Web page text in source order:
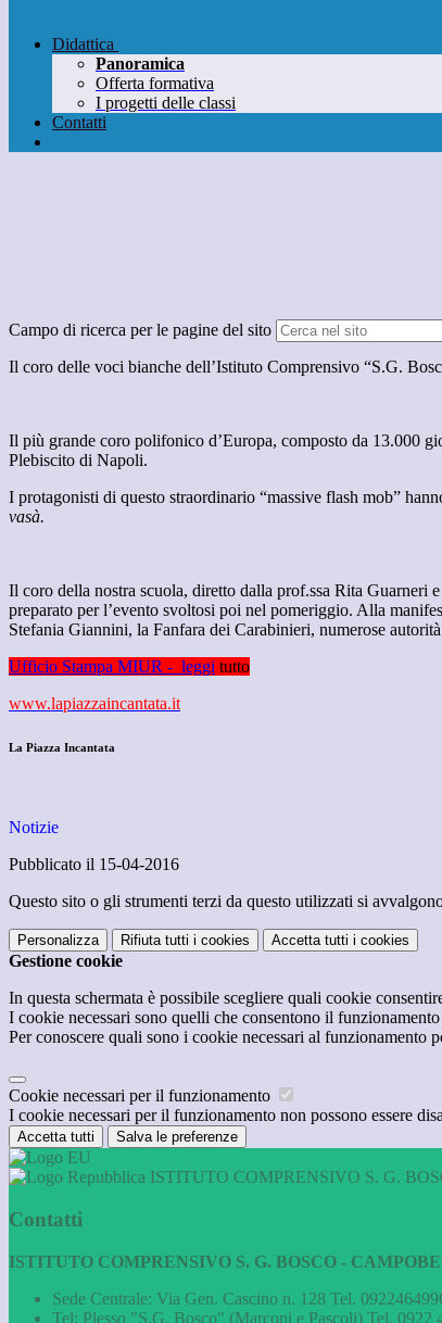
Didattica
Panoramica
Offerta formativa
I progetti delle classi
Contatti
Campo di ricerca per le pagine del sito
Il coro delle voci bianche dell’Istituto Comprensivo “S.G.
Il più grande coro polifonico d’Europa, composto da 13.000
Plebiscito di Napoli.
I protagonisti di questo straordinario “massive flash mob”
vasà.
Il coro della nostra scuola, diretto dalla prof.ssa Rita Guarneri
preparato per l’evento svoltosi poi nel pomeriggio. Alla
Stefania Giannini, la Fanfara dei Carabinieri, numerose
Ufficio Stampa MIUR - leggi tutto
www.lapiazzaincantata.it
La Piazza Incantata
Notizie
Pubblicato il 15-04-2016
Questo sito o gli strumenti terzi da questo utilizzati si
Personalizza Rifiuta tutti i cookies Accetta tutti i cookies
Gestione cookie
In questa schermata è possibile scegliere quali cookie
I cookie necessari sono quelli che consentono il
Per conoscere quali sono i cookie necessari al funzionamento
Cookie necessari per il funzionamento
I cookie necessari per il funzionamento non possono essere
Accetta tutti Salva le preferenze
ISTITUTO COMPRENSIVO S. G.
Contatti
ISTITUTO COMPRENSIVO S. G. BOSCO -
Sede Centrale: Via Gen. Cascino n. 128 Tel.
Tel: Plesso "S.G. Bosco" (Marconi e Pascoli) Tel.